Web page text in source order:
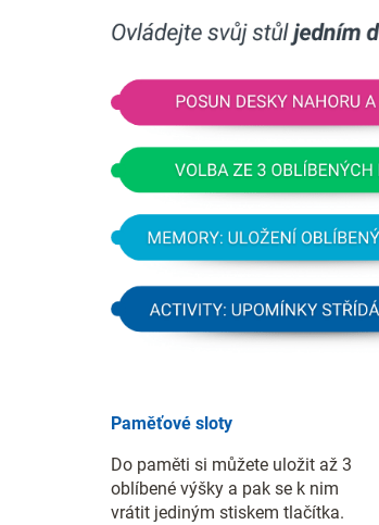
Paměťové sloty
Do paměti si můžete uložit až 3
oblíbené výšky a pak se k nim
vrátit jediným stiskem tlačítka.